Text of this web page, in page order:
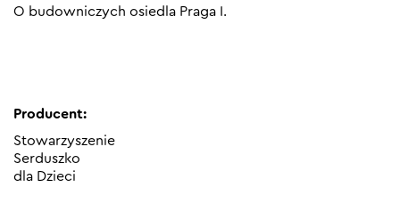
O budowniczych osiedla Praga I.
Producent:
Stowarzyszenie
Serduszko
dla Dzieci